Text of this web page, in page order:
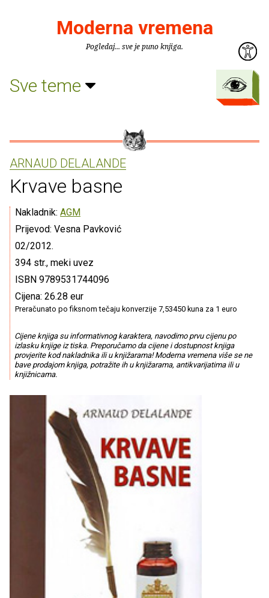
Moderna vremena
Pogledaj... sve je puno knjiga.
Sve teme
ARNAUD DELALANDE
Krvave basne
Nakladnik: AGM
Prijevod: Vesna Pavković
02/2012.
394 str., meki uvez
ISBN 9789531744096
Cijena: 26.28 eur
Preračunato po fiksnom tečaju konverzije 7,53450 kuna za 1 euro
Cijene knjiga su informativnog karaktera, navodimo prvu cijenu po
izlasku knjige iz tiska. Preporučamo da cijene i dostupnost knjiga
provjerite kod nakladnika ili u knjižarama! Moderna vremena više se ne
bave prodajom knjiga, potražite ih u knjižarama, antikvarijatima ili u
knjižnicama.